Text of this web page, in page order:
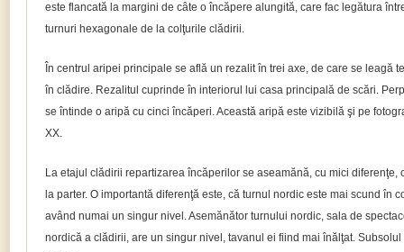
este flancată la margini de câte o încăpere alungită, care fac legătura
turnuri hexagonale de la colţurile clădirii.
În centrul aripei principale se află un rezalit în trei axe, de care se leagă
în clădire. Rezalitul cuprinde în interiorul lui casa principală de scări.
se întinde o aripă cu cinci încăperi. Această aripă este vizibilă şi pe
XX.
La etajul clădirii repartizarea încăperilor se aseamănă, cu mici diferenţe,
la parter. O importantă diferenţă este, că turnul nordic este mai scund în
având numai un singur nivel. Asemănător turnului nordic, sala de
nordică a clădirii, are un singur nivel, tavanul ei fiind mai înălţat.